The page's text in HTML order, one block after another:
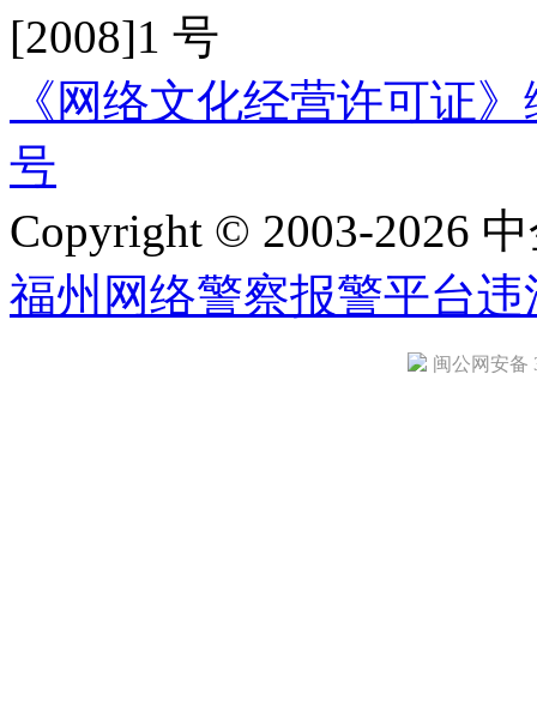
[2008]1 号
《网络文化经营许可证
号
Copyright © 2003-2026
福州网络警察报警平台违
闽公网安备